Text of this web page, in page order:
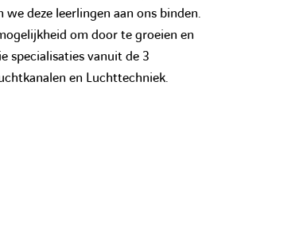
deze leerlingen aan ons binden.
om door te groeien en
specialisaties vanuit de 3
en Luchttechniek.